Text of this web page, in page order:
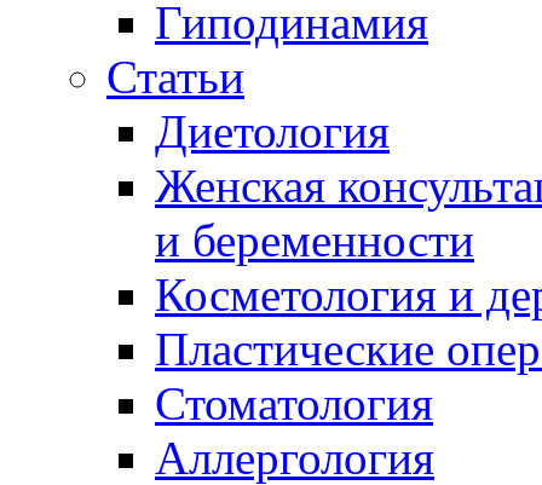
Гиподинамия
Статьи
Диетология
Женская
и беременности
Косметология и
Пластические
Стоматология
Аллергология